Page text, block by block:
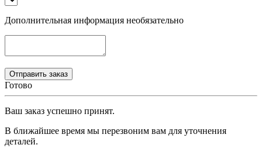
Дополнительная информация необязательно
Готово
Ваш заказ успешно принят.
В ближайшее время мы перезвоним вам для уточнения
деталей.